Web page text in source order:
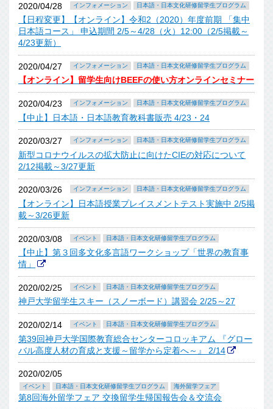
2020/04/28 インフォメーション 日本語・日本文化研修留学生プログラム
【日程変更】【オンライン】令和2（2020）年度前期 「集中
日本語コース」 申込期間 2/5～4/28（火）12:00（2/5掲載～
4/23更新）
2020/04/27 インフォメーション 日本語・日本文化研修留学生プログラム
【オンライン】留学生向けBEEFの使い方オンラインセミナー
2020/04/23 インフォメーション 日本語・日本文化研修留学生プログラム
【中止】日本語・日本語教育教科書販売 4/23・24
2020/03/27 インフォメーション 日本語・日本文化研修留学生プログラム
新型コロナウイルスの拡大防止に向けたCIEの対応について
2/12掲載～3/27更新
2020/03/26 インフォメーション 日本語・日本文化研修留学生プログラム
【オンライン】日本語授業プレイスメントテスト実施中 2/5掲
載～3/26更新
2020/03/08 イベント 日本語・日本文化研修留学生プログラム
【中止】第３回多文化多言語ワークショップ「世界の教育事
情」
2020/02/25 イベント 日本語・日本文化研修留学生プログラム
神戸大学留学生スキー（スノーボード）講習会 2/25～27
2020/02/14 イベント 日本語・日本文化研修留学生プログラム
第39回神戸大学国際教育総合センターコロッキアム 『グロー
バル高度人材の育成と支援～留学から定着へ～』 2/14
2020/02/05
イベント 日本語・日本文化研修留学生プログラム 海外留学フェア
第8回海外留学フェア 交換留学生帰国報告会＆交流会